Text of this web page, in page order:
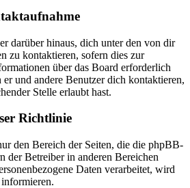
darüber hinaus, dich unter den von dir
zu kontaktieren, sofern dies zur
über das Board erforderlich
und andere Benutzer dich kontaktieren,
Stelle erlaubt hast.
Richtlinie
den Bereich der Seiten, die die phpBB-
der Betreiber in anderen Bereichen
Daten verarbeitet, wird